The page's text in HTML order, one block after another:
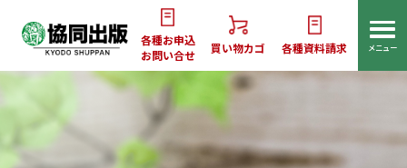
各種お申込
お問い合せ
買い物カゴ 各種資料請求 メニュー